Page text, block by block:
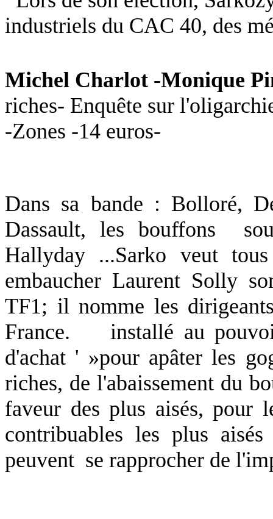
industriels du CAC 40, des
Michel Charlot -Monique
riches- Enquête sur
-Zones -14 euros-
Dans sa bande : Bolloré,
Dassault, les bouffons
Hallyday ...Sarko veut
embaucher Laurent Solly
TF1; il nomme les
France.
installé au
d'achat ' »pour apâter les
riches, de l'abaissement du
faveur des plus aisés, pour
contribuables les plus
peuvent se rapprocher de